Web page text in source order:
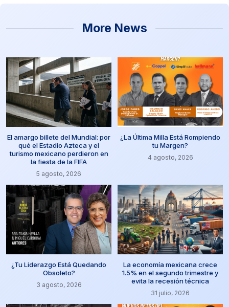
More News
El amargo billete del Mundial: por
qué el Estadio Azteca y el
turismo mexicano perdieron en
la fiesta de la FIFA
5 agosto, 2026
¿La Última Milla Está Rompiendo
tu Margen?
4 agosto, 2026
¿Tu Liderazgo Está Quedando
Obsoleto?
3 agosto, 2026
La economía mexicana crece
1.5% en el segundo trimestre y
evita la recesión técnica
31 julio, 2026